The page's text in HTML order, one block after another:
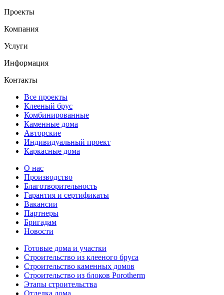
Проекты
Компания
Услуги
Информация
Контакты
Все проекты
Клееный брус
Комбинированные
Каменные дома
Авторские
Индивидуальный проект
Каркасные дома
О нас
Производство
Благотворительность
Гарантия и сертификаты
Вакансии
Партнеры
Бригадам
Новости
Готовые дома и участки
Строительство из клееного бруса
Строительство каменных домов
Строительство из блоков Porotherm
Этапы строительства